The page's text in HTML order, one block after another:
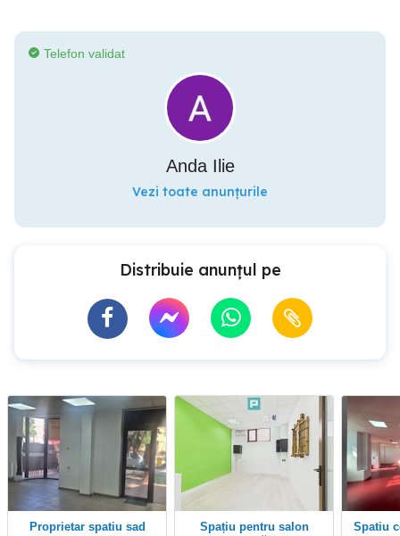
Telefon validat
Anda Ilie
Vezi toate anunțurile
Distribuie anunțul pe
Proprietar spatiu sad
Spațiu pentru salon
Spatiu comercial 78 mp,